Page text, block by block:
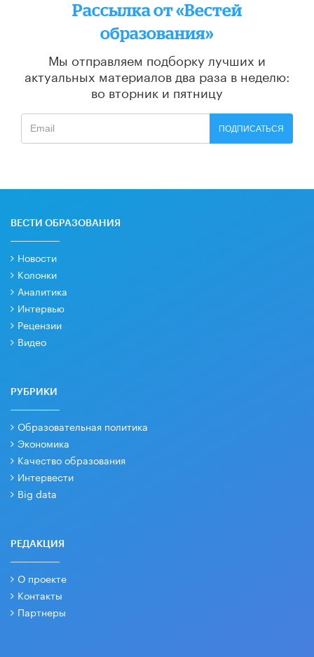
Рассылка от «Вестей
образования»
Мы отправляем подборку лучших и
актуальных материалов два раза в неделю:
во вторник и пятницу
ПОДПИСАТЬСЯ
ВЕСТИ ОБРАЗОВАНИЯ
Новости
Колонки
Аналитика
Интервью
Рецензии
Видео
РУБРИКИ
Образовательная политика
Экономика
Качество образования
Интервести
Big data
РЕДАКЦИЯ
О проекте
Контакты
Партнеры